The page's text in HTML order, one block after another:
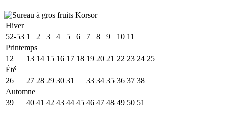
Hiver
52-53 1 2 3 4 5 6 7 8 9 10 11
Printemps
12
13 14 15 16 17 18 19 20 21 22 23 24 25
Été
26
27 28 29 30 31 33 34 35 36 37 38
Automne
39
40 41 42 43 44 45 46 47 48 49 50 51